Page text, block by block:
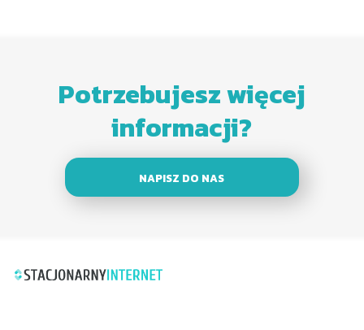
Potrzebujesz więcej
informacji?
NAPISZ DO NAS